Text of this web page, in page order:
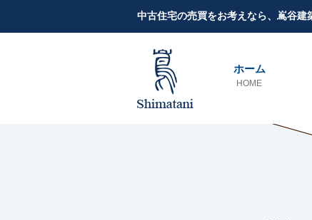
中古住宅の売買をお考えなら、嶌谷
ホーム
HOME